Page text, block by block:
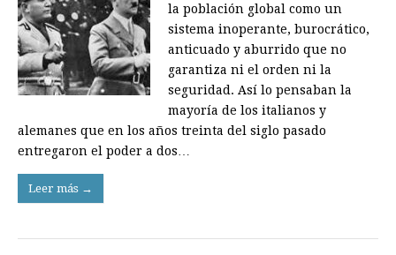
la población global como un
sistema inoperante, burocrático,
anticuado y aburrido que no
garantiza ni el orden ni la
seguridad. Así lo pensaban la
mayoría de los italianos y
alemanes que en los años treinta del siglo pasado
entregaron el poder a dos…
Leer más →